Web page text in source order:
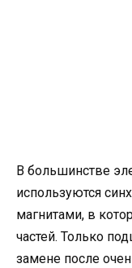
В большинстве
используются
магнитами, в
частей. Только
замене после